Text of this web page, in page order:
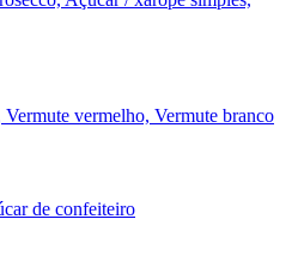
vermelho, Vermute branco
de confeiteiro